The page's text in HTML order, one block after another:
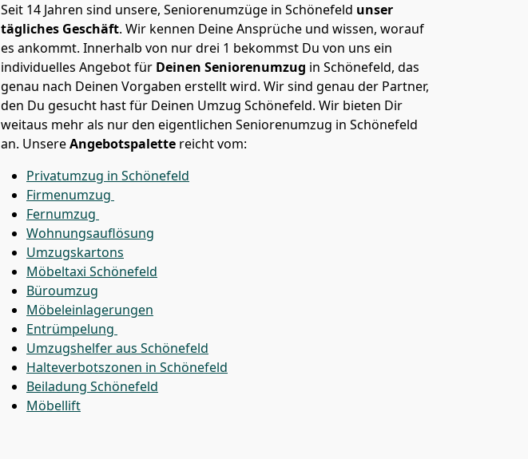
Seit 14 Jahren sind unsere, Seniorenumzüge in Schönefeld unser
tägliches Geschäft. Wir kennen Deine Ansprüche und wissen, worauf
es ankommt. Innerhalb von nur drei 1 bekommst Du von uns ein
individuelles Angebot für Deinen Seniorenumzug in Schönefeld, das
genau nach Deinen Vorgaben erstellt wird. Wir sind genau der Partner,
den Du gesucht hast für Deinen Umzug Schönefeld. Wir bieten Dir
weitaus mehr als nur den eigentlichen Seniorenumzug in Schönefeld
an. UnsereAngebotspalette reicht vom:
Privatumzug in Schönefeld
Firmenumzug
Fernumzug
Wohnungsauflösung
Umzugskartons
Möbeltaxi Schönefeld
Büroumzug
Möbeleinlagerungen
Entrümpelung
Umzugshelfer aus Schönefeld
Halteverbotszonen in Schönefeld
Beiladung Schönefeld
Möbellift